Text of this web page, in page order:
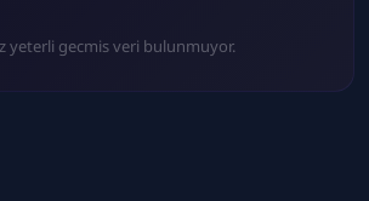
yeterli gecmis veri bulunmuyor.